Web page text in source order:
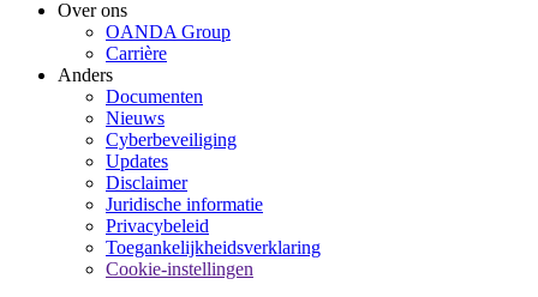
Over ons
OANDA Group
Carrière
Anders
Documenten
Nieuws
Cyberbeveiliging
Updates
Disclaimer
Juridische informatie
Privacybeleid
Toegankelijkheidsverklaring
Cookie-instellingen